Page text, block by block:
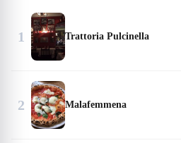
1 Trattoria Pulcinella
2 Malafemmena